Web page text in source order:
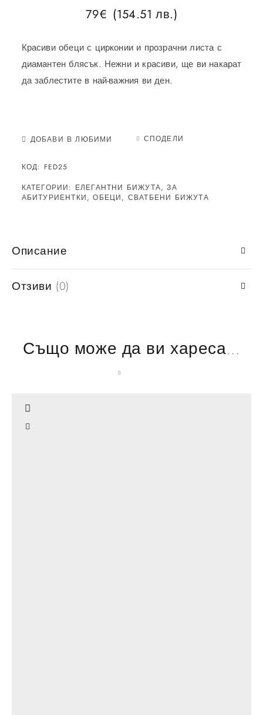
79€ (154.51 лв.)
Красиви обеци с цирконии и прозрачни листа с
диамантен блясък. Нежни и красиви, ще ви накарат
да заблестите в най-важния ви ден.
ДОБАВИ В ЛЮБИМИ СПОДЕЛИ
КОД: FED25
КАТЕГОРИИ: ЕЛЕГАНТНИ БИЖУТА,ЗА
АБИТУРИЕНТКИ,ОБЕЦИ, СВАТБЕНИ БИЖУТА
Описание
Отзиви (0)
Също може да ви хареса…